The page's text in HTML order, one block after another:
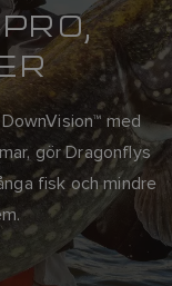
med
gör Dragonflys
fisk och mindre